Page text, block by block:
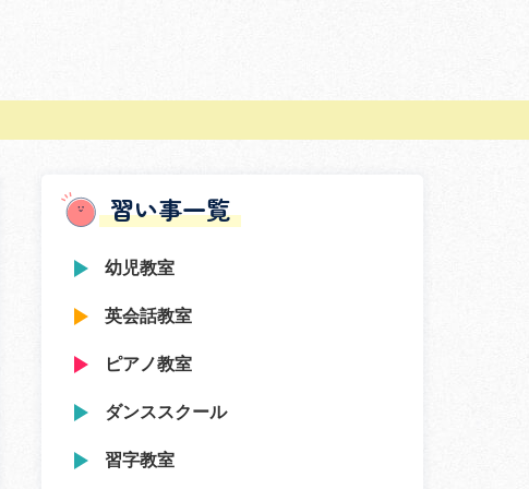
習い事一覧
幼児教室
英会話教室
ピアノ教室
ダンススクール
習字教室